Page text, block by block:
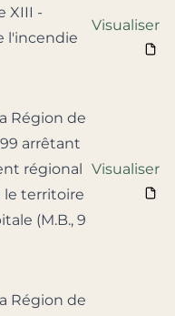
XIII -
l'incendie
Visualiser
Région de
arrêtant
régional
le territoire
(M.B., 9
Visualiser
Région de